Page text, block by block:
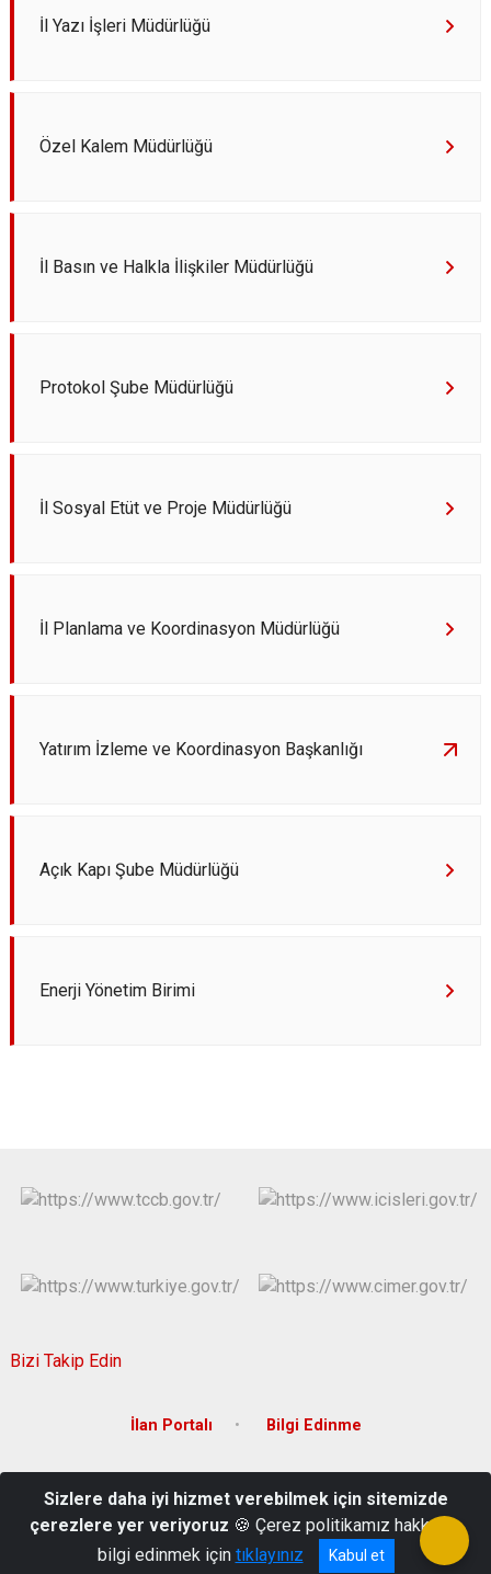
İl Yazı İşleri Müdürlüğü
Özel Kalem Müdürlüğü
İl Basın ve Halkla İlişkiler Müdürlüğü
Protokol Şube Müdürlüğü
İl Sosyal Etüt ve Proje Müdürlüğü
İl Planlama ve Koordinasyon Müdürlüğü
Yatırım İzleme ve Koordinasyon Başkanlığı
Açık Kapı Şube Müdürlüğü
Enerji Yönetim Birimi
Bizi Takip Edin
İlan Portalı Bilgi Edinme
No:134/A Onikişubat/Kahramanmaraş
+90 344 223 76 10
Sizlere daha iyi hizmet verebilmek için sitemizde
çerezlere yer veriyoruz 🍪 Çerez politikamız hakkında
bilgi edinmek için tıklayınız Kabul et